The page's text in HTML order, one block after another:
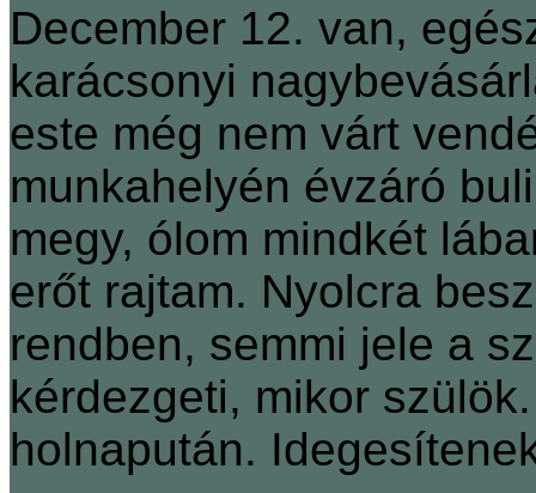
December 12. van,
karácsonyi
este még nem várt
munkahelyén évzáró
megy, ólom mindkét
erőt rajtam. Nyolcra
rendben, semmi jele a
kérdezgeti, mikor
holnapután.